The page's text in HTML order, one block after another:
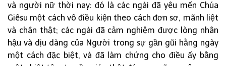
và người nữ thời nay: đó là các ngài đã yêu mến Chúa
Giêsu một cách vô điều kiện theo cách đơn sơ, mãnh liệt
và chân thật; các ngài đã cảm nghiệm được lòng nhân
hậu và dịu dàng của Người trong sự gần gũi hằng ngày
một cách đặc biệt, và đã làm chứng cho điều ấy bằng